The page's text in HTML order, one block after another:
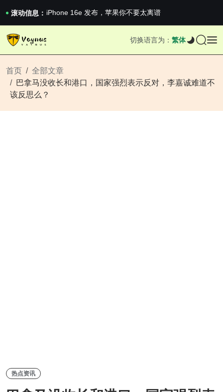
滚动信息： iPhone 16e 发布，苹果你不要太离谱
2026澳网男单收官：全满贯对上全满亚，德约...
《巅峰守卫 Highguard》正式上线，官...
切换语言为： 繁体
首页
全部文章
巴拿马没收长和港口，国家强烈表示反对，李嘉诚难道不
该反思么？
热点资讯